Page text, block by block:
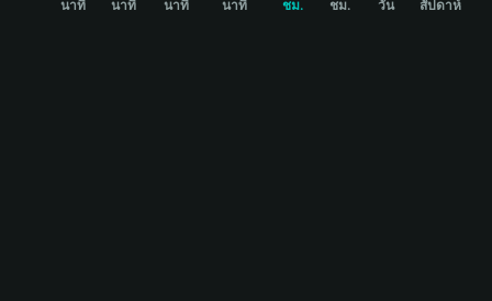
นาที
นาที
นาที
นาที
ชม.
ชม.
วัน
สัปดาห์